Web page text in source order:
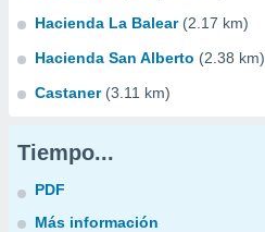
Hacienda La Balear (2.17 km)
Hacienda San Alberto (2.38 km)
Castaner (3.11 km)
Tiempo...
PDF
Más información